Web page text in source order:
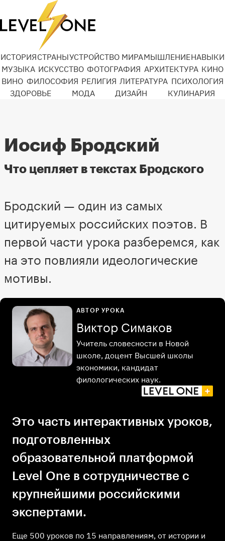
ИСТОРИЯСТРАНЫУСТРОЙСТВО МИРАМЫШЛЕНИЕНАВЫКИ
МУЗЫКА ИСКУССТВО ФОТОГРАФИЯ АРХИТЕКТУРА КИНО
ВИНО ФИЛОСОФИЯ РЕЛИГИЯ ЛИТЕРАТУРА ПСИХОЛОГИЯ
ЗДОРОВЬЕ
МОДА ДИЗАЙН КУЛИНАРИЯ
Иосиф Бродский
Что цепляет в текстах Бродского
Бродский — один из самых
цитируемых российских поэтов. В
первой части урока разберемся, как
на это повлияли идеологические
мотивы.
Это часть интерактивных уроков,
подготовленных
образовательной платформой
Level One в сотрудничестве с
крупнейшими российскими
экспертами.
Еще 500 уроков по 15 направлениям, от истории и
АВТОР УРОКА
Виктор Симаков
Учитель словесности в Новой
школе, доцент Высшей школы
экономики, кандидат
филологических наук.